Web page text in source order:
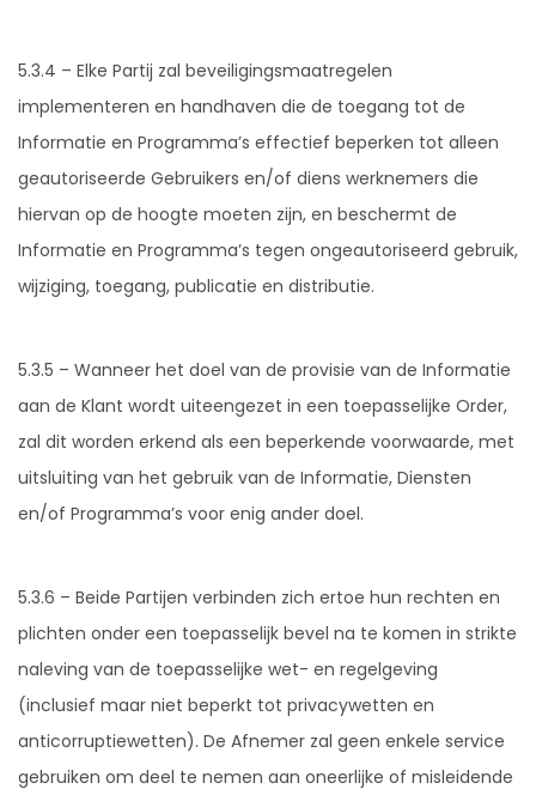
5.3.4 – Elke Partij zal beveiligingsmaatregelen
implementeren en handhaven die de toegang tot de
Informatie en Programma’s effectief beperken tot alleen
geautoriseerde Gebruikers en/of diens werknemers die
hiervan op de hoogte moeten zijn, en beschermt de
Informatie en Programma’s tegen ongeautoriseerd gebruik,
wijziging, toegang, publicatie en distributie.
5.3.5 – Wanneer het doel van de provisie van de Informatie
aan de Klant wordt uiteengezet in een toepasselijke Order,
zal dit worden erkend als een beperkende voorwaarde, met
uitsluiting van het gebruik van de Informatie, Diensten
en/of Programma’s voor enig ander doel.
5.3.6 – Beide Partijen verbinden zich ertoe hun rechten en
plichten onder een toepasselijk bevel na te komen in strikte
naleving van de toepasselijke wet- en regelgeving
(inclusief maar niet beperkt tot privacywetten en
anticorruptiewetten). De Afnemer zal geen enkele service
gebruiken om deel te nemen aan oneerlijke of misleidende